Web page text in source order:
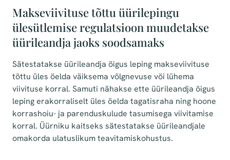
Makseviivituse tõttu üürilepingu
ülesütlemise regulatsioon muudetakse
üürileandja jaoks soodsamaks
Sätestatakse üürileandja õigus leping makseviivituse
tõttu üles öelda väiksema võlgnevuse või lühema
viivituse korral. Samuti nähakse ette üürileandja õigus
leping erakorraliselt üles öelda tagatisraha ning hoone
korrashoiu- ja parenduskulude tasumisega viivitamise
korral. Üürniku kaitseks sätestatakse üürileandjale
omakorda ulatuslikum teavitamiskohustus.